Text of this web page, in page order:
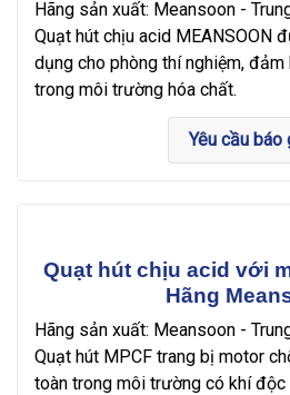
Hãng sản xuất: Meansoon -
Quạt hút chịu acid MEANSOON
dụng cho phòng thí nghiệm,
trong môi trường hóa chất.
Yêu cầu báo
Quạt hút chịu acid với
Hãng
Hãng sản xuất: Meansoon -
Quạt hút MPCF trang bị motor
toàn trong môi trường có khí